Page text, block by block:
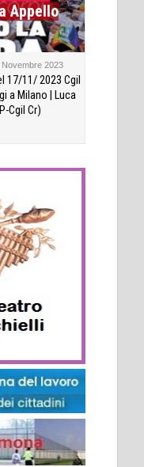
Appello
2023
17/11/ 2023 Cgil
a Milano | Luca
Cgil Cr)